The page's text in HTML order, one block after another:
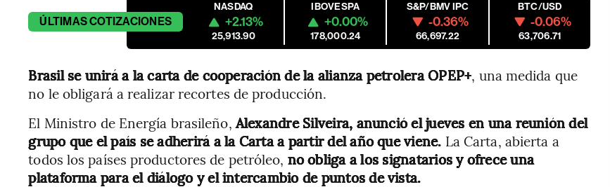
ÚLTIMASCOTIZACIONES
NASDAQ
+2.13%
25,913.90
IBOVESPA
+0.00%
178,000.24
S&P/BMV IPC
-0.36%
66,697.22
BTC/USD
-0.06%
63,706.71
Brasil se unirá a la carta de cooperación de la alianza petrolera OPEP+, una medida que
no le obligará a realizar recortes de producción.
El Ministro de Energía brasileño,Alexandre Silveira, anunció el jueves en una reunión del
grupo que el país se adherirá a la Carta a partir del año que viene. La Carta, abierta a
todos los países productores de petróleo, no obliga a los signatarios y ofrece una
plataforma para el diálogo y el intercambio de puntos de vista.